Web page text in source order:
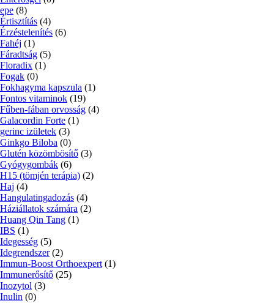
epe (8)
Értisztítás (4)
Érzéstelenítés (6)
Fahéj (1)
Fáradtság (5)
Floradix (1)
Fogak (0)
Fokhagyma kapszula (1)
Fontos vitaminok (19)
Fűben-fában orvosság (4)
Galacordin Forte (1)
gerinc izületek (3)
Ginkgo Biloba (0)
Glutén közömbösítő (3)
Gyógygombák (6)
H15 (tömjén terápia) (2)
Haj (4)
Hangulatingadozás (4)
Háziállatok számára (2)
Huang Qin Tang (1)
IBS (1)
Idegesség (5)
Idegrendszer (2)
Immun-Boost Orthoexpert (1)
Immunerősítő (25)
Inozytol (3)
Inulin (0)